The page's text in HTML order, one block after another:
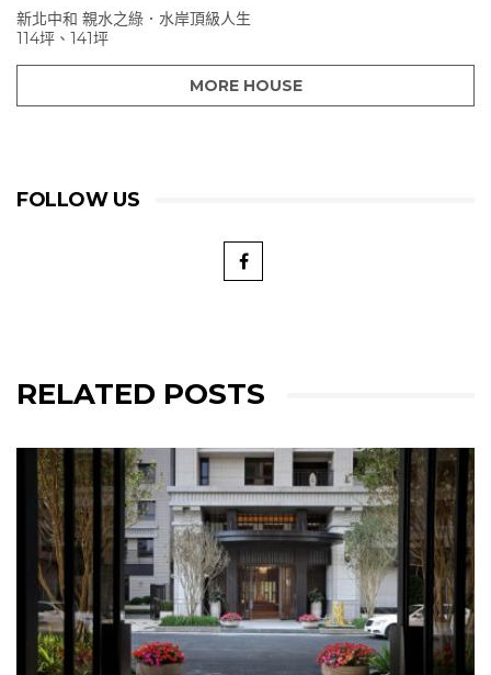
新北中和 親水之綠．水岸頂級人生
114坪、141坪
MORE HOUSE
FOLLOW US
RELATED POSTS